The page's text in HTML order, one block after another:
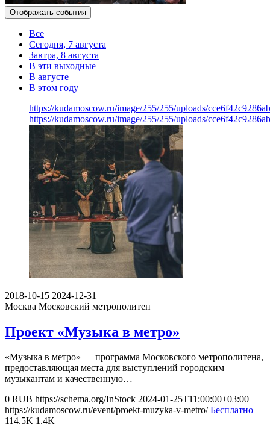
Отображать события
Все
Сегодня, 7 августа
Завтра, 8 августа
В эти выходные
В августе
В этом году
https://kudamoscow.ru/image/255/255/uploads/
https://kudamoscow.ru/image/255/255/uploads/
2018-10-15 2024-12-31
Москва Московский метрополитен
Проект «Музыка в метро»
«Музыка в метро» — программа Московского метрополитена,
предоставляющая места для выступлений городским
музыкантам и качественную…
0 RUB https://schema.org/InStock 2024-01-25T11:00:00+03:00
https://kudamoscow.ru/event/proekt-muzyka-v-metro/ Бесплатно
114.5K 1.4K